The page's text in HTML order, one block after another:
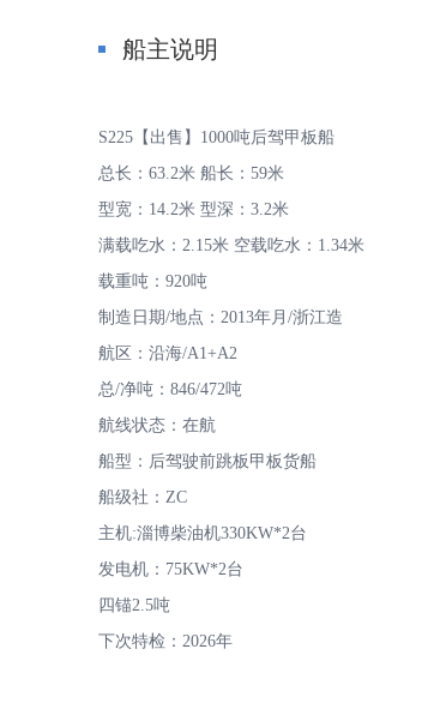
专
船主说明
S225【出售】1000吨后驾甲板船
总长：63.2米 船长：59米
型宽：14.2米 型深：3.2米
满载吃水：2.15米 空载吃水：1.34米
载重吨：920吨
制造日期/地点：2013年月/浙江造
航区：沿海/A1+A2
总/净吨：846/472吨
航线状态：在航
船型：后驾驶前跳板甲板货船
船级社：ZC
主机:淄博柴油机330KW*2台
发电机：75KW*2台
四锚2.5吨
下次特检：2026年